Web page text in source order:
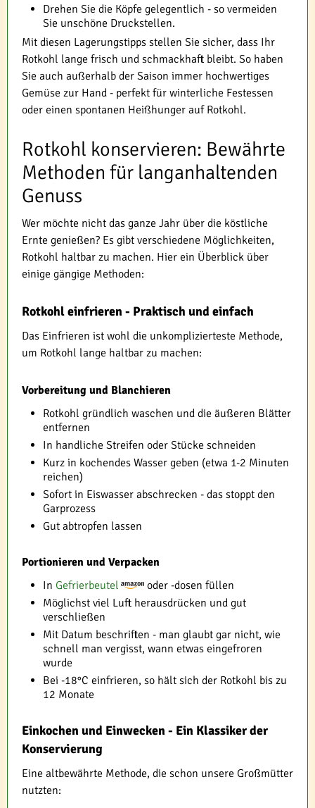
Drehen Sie die Köpfe gelegentlich - so vermeiden
Sie unschöne Druckstellen.
Mit diesen Lagerungstipps stellen Sie sicher, dass Ihr
Rotkohl lange frisch und schmackhaft bleibt. So haben
Sie auch außerhalb der Saison immer hochwertiges
Gemüse zur Hand - perfekt für winterliche Festessen
oder einen spontanen Heißhunger auf Rotkohl.
Rotkohl konservieren: Bewährte
Methoden für langanhaltenden
Genuss
Wer möchte nicht das ganze Jahr über die köstliche
Ernte genießen? Es gibt verschiedene Möglichkeiten,
Rotkohl haltbar zu machen. Hier ein Überblick über
einige gängige Methoden:
Rotkohl einfrieren - Praktisch und einfach
Das Einfrieren ist wohl die unkomplizierteste Methode,
um Rotkohl lange haltbar zu machen:
Vorbereitung und Blanchieren
Rotkohl gründlich waschen und die äußeren Blätter
entfernen
In handliche Streifen oder Stücke schneiden
Kurz in kochendes Wasser geben (etwa 1-2 Minuten
reichen)
Sofort in Eiswasser abschrecken - das stoppt den
Garprozess
Gut abtropfen lassen
Portionieren und Verpacken
In Gefrierbeutel
oder -dosen füllen
Möglichst viel Luft herausdrücken und gut
verschließen
Mit Datum beschriften - man glaubt gar nicht, wie
schnell man vergisst, wann etwas eingefroren
wurde
Bei -18°C einfrieren, so hält sich der Rotkohl bis zu
12 Monate
Einkochen und Einwecken - Ein Klassiker der
Konservierung
Eine altbewährte Methode, die schon unsere Großmütter
nutzten: